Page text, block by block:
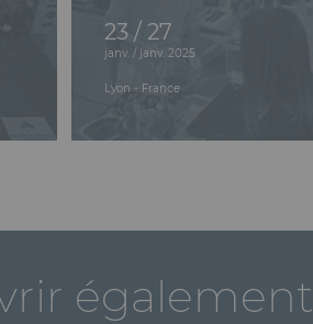
23 / 27
janv. / janv. 2025
Lyon - France
également